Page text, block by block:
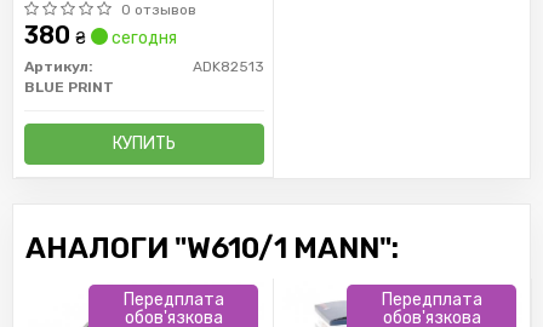
0 отзывов
380 ₴ сегодня
Артикул:
ADK82513
BLUE PRINT
КУПИТЬ
АНАЛОГИ "W610/1 MANN":
Передплата
обов'язкова
Передплата
обов'язкова